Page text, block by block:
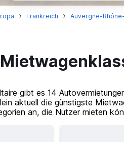
Frankreich Auvergne-
gibt es 14
aktuell die günstigste
an, die Nutzer mieten